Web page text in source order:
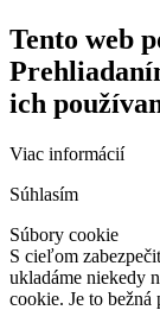
Tento web
ich
Viac informácií
Súhlasím
Súbory cookie
S cieľom
ukladáme niekedy
cookie. Je to